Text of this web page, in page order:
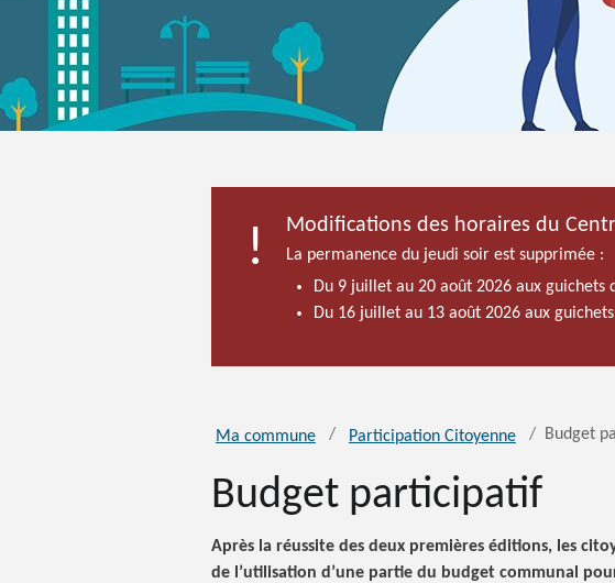
Modifications des horaires du
La permanence du jeudi soir est supprimée :
Du 9 juillet au 20 août 2026 aux guichets
Du 16 juillet au 13 août 2026 aux
Ma commune Participation Citoyenne Budget
Budget participatif
Après la réussite des deux premières éditions, les
de l’utilisation d’une partie du budget communal